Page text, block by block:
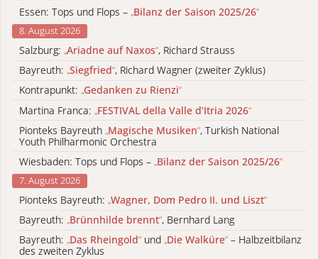
Essen: Tops und Flops – „Bilanz der Saison 2025/26“
8. August 2026
Salzburg: „Ariadne auf Naxos“, Richard Strauss
Bayreuth: „Siegfried“, Richard Wagner (zweiter Zyklus)
Kontrapunkt: „Gedanken zu Rienzi“
Martina Franca: „FESTIVAL della Valle d’Itria 2026“
Pionteks Bayreuth „Magische Musiken“, Turkish National
Youth Philharmonic Orchestra
Wiesbaden: Tops und Flops – „Bilanz der Saison 2025/26“
7. August 2026
Pionteks Bayreuth: „Wagner, Dom Pedro II. und Liszt“
Bayreuth: „Brünnhilde brennt“, Bernhard Lang
Bayreuth: „Das Rheingold“ und „Die Walküre“ – Halbzeitbilanz
des zweiten Zyklus